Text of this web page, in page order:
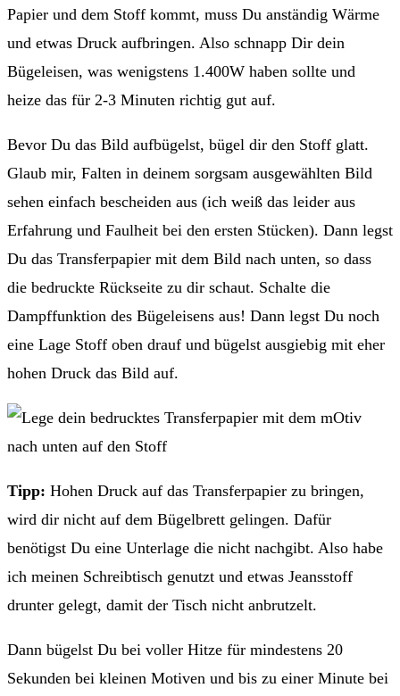
Papier und dem Stoff kommt, muss Du anständig Wärme
und etwas Druck aufbringen. Also schnapp Dir dein
Bügeleisen, was wenigstens 1.400W haben sollte und
heize das für 2-3 Minuten richtig gut auf.
Bevor Du das Bild aufbügelst, bügel dir den Stoff glatt.
Glaub mir, Falten in deinem sorgsam ausgewählten Bild
sehen einfach bescheiden aus (ich weiß das leider aus
Erfahrung und Faulheit bei den ersten Stücken). Dann legst
Du das Transferpapier mit dem Bild nach unten, so dass
die bedruckte Rückseite zu dir schaut. Schalte die
Dampffunktion des Bügeleisens aus! Dann legst Du noch
eine Lage Stoff oben drauf und bügelst ausgiebig mit eher
hohen Druck das Bild auf.
Tipp: Hohen Druck auf das Transferpapier zu bringen,
wird dir nicht auf dem Bügelbrett gelingen. Dafür
benötigst Du eine Unterlage die nicht nachgibt. Also habe
ich meinen Schreibtisch genutzt und etwas Jeansstoff
drunter gelegt, damit der Tisch nicht anbrutzelt.
Dann bügelst Du bei voller Hitze für mindestens 20
Sekunden bei kleinen Motiven und bis zu einer Minute bei